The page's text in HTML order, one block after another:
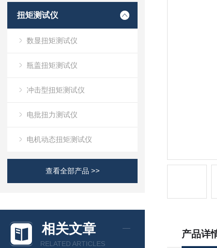
扭矩测试仪
数显扭矩测试仪
瓶盖扭矩测试仪
冲击型扭矩测试仪
电批扭力测试仪
电机动态扭矩测试仪
查看全部产品 >>
相关文章
RELATED ARTICLES
产品详